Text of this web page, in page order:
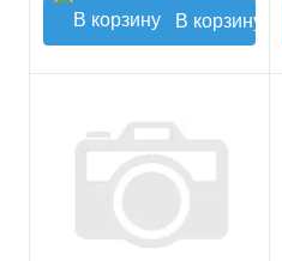
В корзину